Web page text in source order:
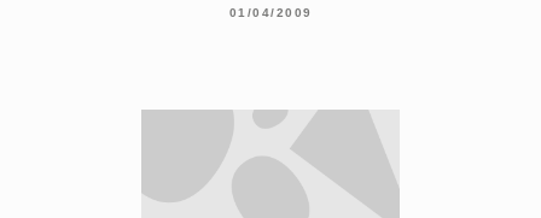
01/04/2009